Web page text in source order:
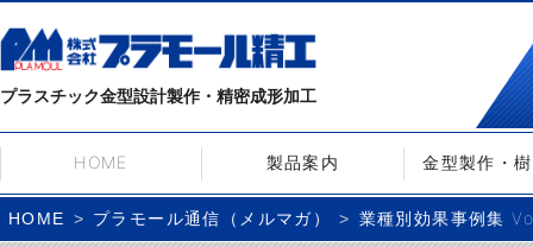
プラスチック金型設計製作・精密成形加工
HOME 製品案内 金型製作・
HOME プラモール通信（メルマガ） 業種別効果事例集